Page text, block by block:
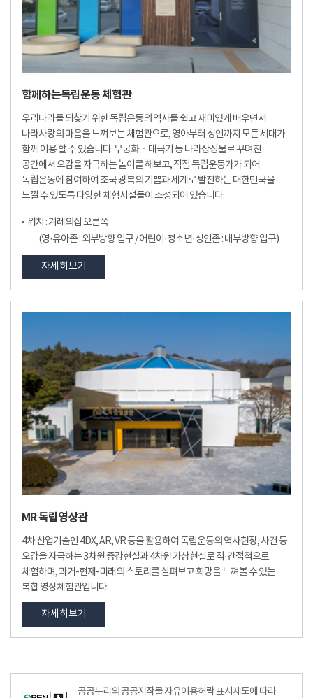
함께하는독립운동 체험관
우리나라를 되찾기 위한 독립운동의 역사를 쉽고 재미있게 배우면서
나라사랑의 마음을 느껴보는 체험관으로, 영아부터 성인까지 모든 세대가
함께 이용 할 수 있습니다. 무궁화ㆍ태극기 등 나라상징물로 꾸며진
공간에서 오감을 자극하는 놀이를 해보고, 직접 독립운동가가 되어
독립운동에 참여하여 조국 광복의 기쁨과 세계로 발전하는 대한민국을
느낄 수 있도록 다양한 체험시설들이 조성되어 있습니다.
위치 : 겨레의집 오른쪽
(영·유아존 : 외부방향 입구 / 어린이·청소년·성인존 : 내부방향 입구)
자세히보기
MR 독립영상관
4차 산업기술인 4DX, AR, VR 등을 활용하여 독립운동의 역사현장, 사건 등
오감을 자극하는 3차원 증강현실과 4차원 가상현실로 직·간접적으로
체험하며, 과거-현재-미래의 스토리를 살펴보고 희망을 느껴볼 수 있는
복합 영상체험관입니다.
자세히보기
공공누리공공저작물자유이용허락–출처표시이미지
공공누리의 공공저작물 자유이용허락 표시제도에 따라